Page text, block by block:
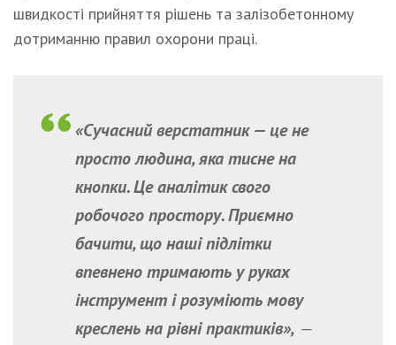
швидкості прийняття рішень та залізобетонному
дотриманню правил охорони праці.
«Сучасний верстатник — це не
просто людина, яка тисне на
кнопки. Це аналітик свого
робочого простору. Приємно
бачити, що наші підлітки
впевнено тримають у руках
інструмент і розуміють мову
креслень на рівні практиків», —